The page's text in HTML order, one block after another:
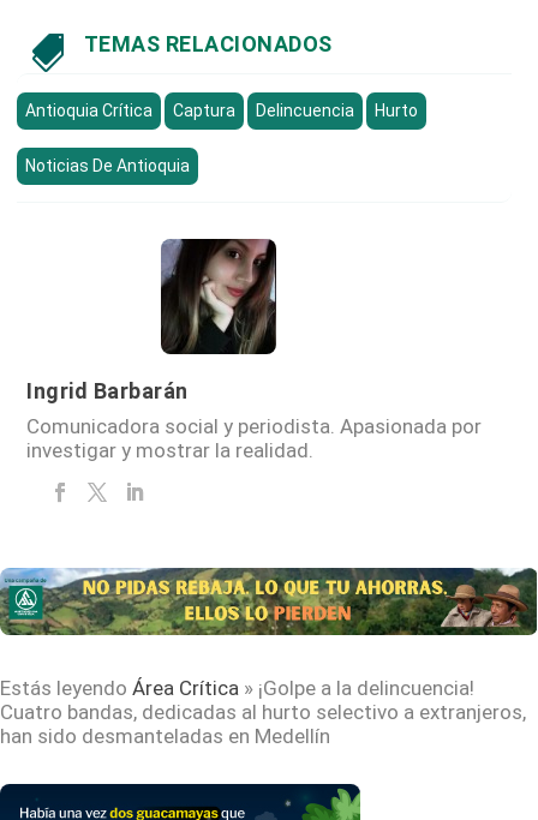
 TEMAS RELACIONADOS
Antioquia Crítica Captura Delincuencia Hurto
Noticias De Antioquia
Ingrid Barbarán
Comunicadora social y periodista. Apasionada por
investigar y mostrar la realidad.
Estás leyendo Área Crítica » ¡Golpe a la delincuencia!
Cuatro bandas, dedicadas al hurto selectivo a extranjeros,
han sido desmanteladas en Medellín